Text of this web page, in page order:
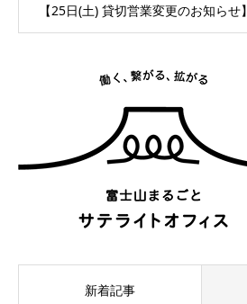
【25日(土) 貸切営業変更のお知らせ】
新着記事